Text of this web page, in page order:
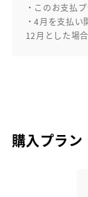
・このお支払
・4月を支払
12月とした場合
購入プラン